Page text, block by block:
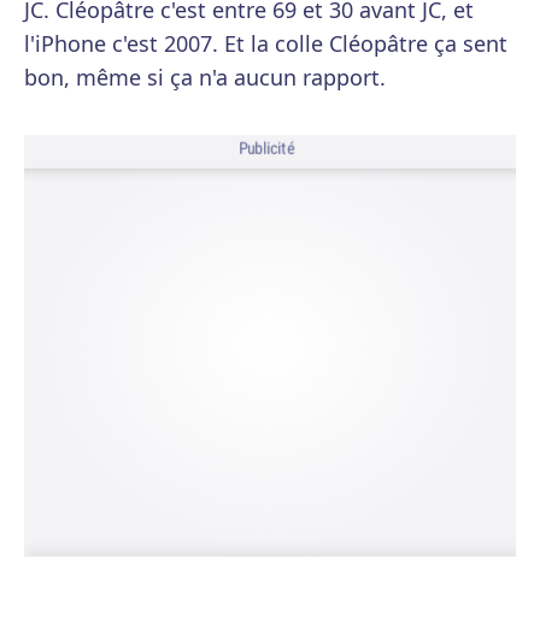
JC. Cléopâtre c'est entre 69 et 30 avant JC, et
l'iPhone c'est 2007. Et la colle Cléopâtre ça sent
bon, même si ça n'a aucun rapport.
Publicité